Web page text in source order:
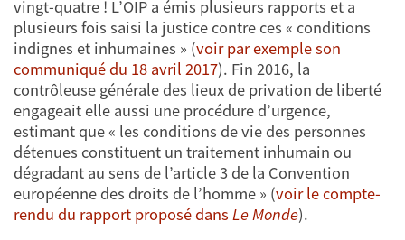
vingt-quatre ! L’OIP a émis plusieurs rapports et a
plusieurs fois saisi la justice contre ces « conditions
indignes et inhumaines » (voir par exemple son
communiqué du 18 avril 2017). Fin 2016, la
contrôleuse générale des lieux de privation de liberté
engageait elle aussi une procédure d’urgence,
estimant que « les conditions de vie des personnes
détenues constituent un traitement inhumain ou
dégradant au sens de l’article 3 de la Convention
européenne des droits de l’homme » (voir le compte-
rendu du rapport proposé dans Le Monde).